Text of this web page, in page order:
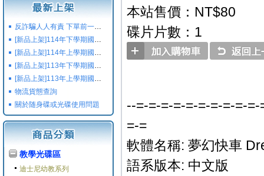
反詐騙人人有責 下單前一定要注意
[新品上架]114年下學期國小國中高中命題光碟,校用卷,習作
[新品上架]114年上學期國小國中高中命題光碟,校用卷,習作
[新品上架]113年下學期國小國中高中命題光碟,校用卷,習作
[新品上架]113年上學期國小國中高中命題光碟,校用卷,習作
物流貨態查詢
關於随身碟或光碟使用問題
教學光碟區
迪士尼幼教系列
本站售價：NT$80
碟片片數：1
--=-=-=-=-=-=-=-=-=-
=-=
軟體名稱: 夢幻快車
語系版本: 中文版